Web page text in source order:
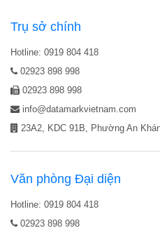
Trụ sở chính
Hotline: 0919 804 418
02923 898 998
02923 898 998
info@datamarkvietnam.com
23A2, KDC 91B, Phường An
Văn phòng Đại diện
Hotline: 0919 804 418
02923 898 998